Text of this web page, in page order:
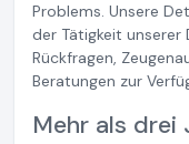
Problems. Unsere
der Tätigkeit
Rückfragen,
Beratungen zur
Mehr als drei